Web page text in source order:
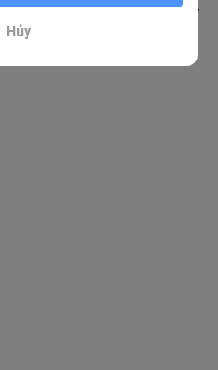
#BuildaGame #钓魂 #38066434
Lượt xem
Hủy